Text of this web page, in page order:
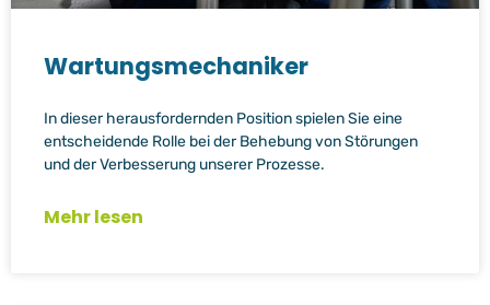
Wartungsmechaniker
In dieser herausfordernden Position spielen Sie eine
entscheidende Rolle bei der Behebung von Störungen
und der Verbesserung unserer Prozesse.
Mehr lesen